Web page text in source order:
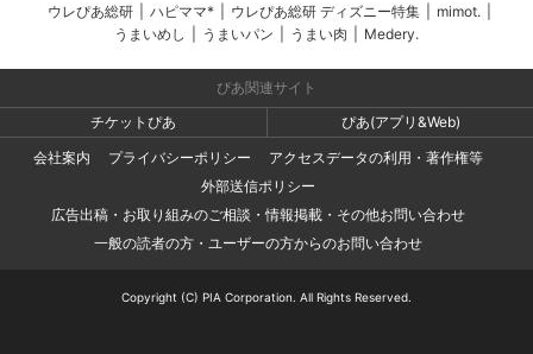
ウレぴあ総研 ハピママ* ウレぴあ総研 ディズニー特集 mimot.
うまいめし
うまいパン うまい肉 Medery.
ぴあ関連サイト
チケットぴあ
ぴあ(アプリ&Web)
会社案内
プライバシーポリシー
アクセスデータの利用・著作権等
外部送信ポリシー
広告出稿・お取り組みのご相談・情報掲載・その他お問い合わせ
一般の読者の方・ユーザーの方からのお問い合わせ
Copyright (C) PIA Corporation. All Rights Reserved.